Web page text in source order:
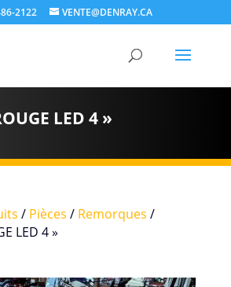
2122 VENTE@DENRAY.CA
LED 4 »
/ Pièces / Remorques /
LED 4 »